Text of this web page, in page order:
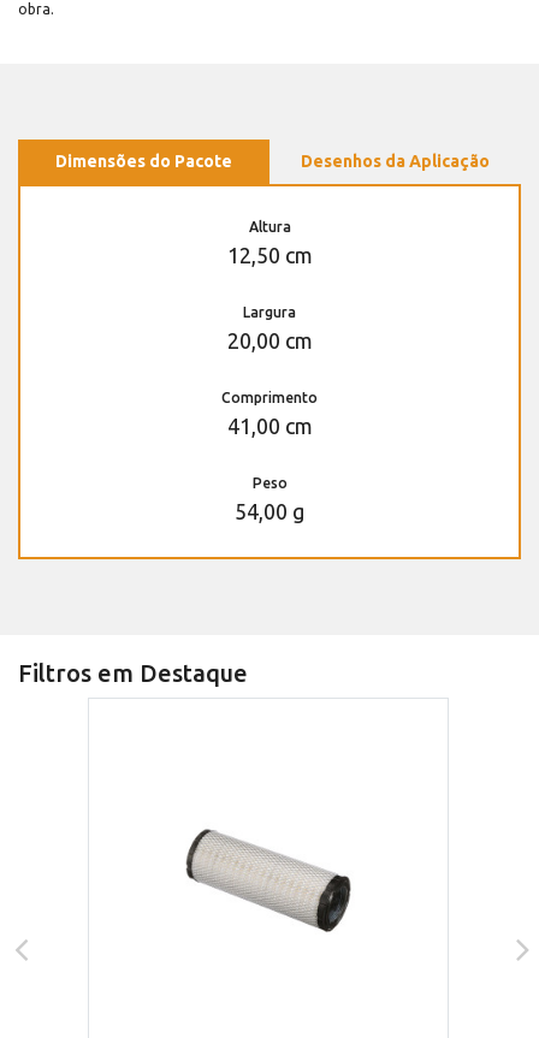
obra.
Dimensões do Pacote Desenhos da Aplicação
Altura
12,50 cm
Largura
20,00 cm
Comprimento
41,00 cm
Peso
54,00 g
Filtros em Destaque